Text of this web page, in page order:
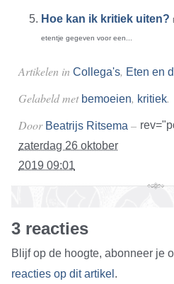
Hoe kan ik kritiek uiten?
etentje gegeven voor een...
Artikelen in Collega's, Eten en
Gelabeld met bemoeien, kritiek.
Door Beatrijs Ritsema –
zaterdag 26 oktober
2019 09:01
3 reacties
Blijf op de hoogte, abonneer je
reacties op dit artikel .